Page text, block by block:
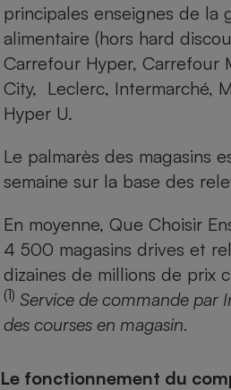
principales enseignes de la
alimentaire (hors hard
Carrefour Hyper, Carrefour
City, Leclerc, Intermarché,
Hyper U.
Le palmarès des magasins
semaine sur la base des
En moyenne, Que Choisir
4 500 magasins drives et
dizaines de millions de prix
(1) Service de commande par
des courses en magasin.
Le fonctionnement du